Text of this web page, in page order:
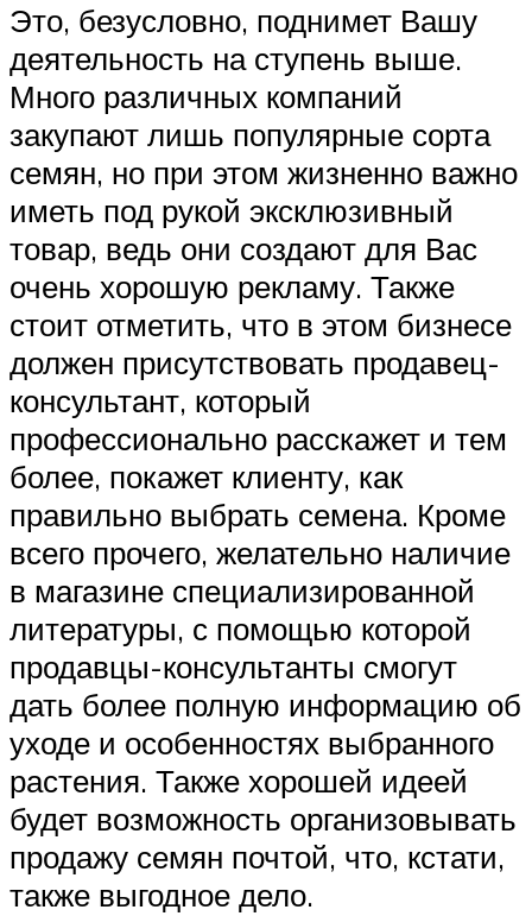
Это, безусловно, поднимет Вашу
деятельность на ступень выше.
Много различных компаний
закупают лишь популярные сорта
семян, но при этом жизненно важно
иметь под рукой эксклюзивный
товар, ведь они создают для Вас
очень хорошую рекламу. Также
стоит отметить, что в этом бизнесе
должен присутствовать продавец-
консультант, который
профессионально расскажет и тем
более, покажет клиенту, как
правильно выбрать семена. Кроме
всего прочего, желательно наличие
в магазине специализированной
литературы, с помощью которой
продавцы-консультанты смогут
дать более полную информацию об
уходе и особенностях выбранного
растения. Также хорошей идеей
будет возможность организовывать
продажу семян почтой, что, кстати,
также выгодное дело.